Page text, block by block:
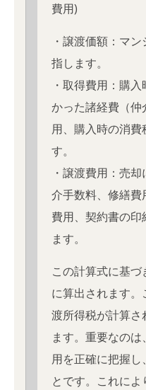
費用)
・譲渡価額：マ
指します。
・取得費用：購
かった諸経費（
用、購入時の消費
す。
・譲渡費用：売
介手数料、修繕費
費用、契約書の
ます。
この計算式に基
に算出されます
渡所得税が計算さ
ます。重要なの
用を正確に把握し
とです。これに